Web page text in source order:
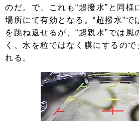
のだ。で、これも“超撥水”と同様
場所にて有効となる。“超撥水”で
を跳ね返せるが、“超親水”では風
く、水を粒ではなく膜にするの
れる。